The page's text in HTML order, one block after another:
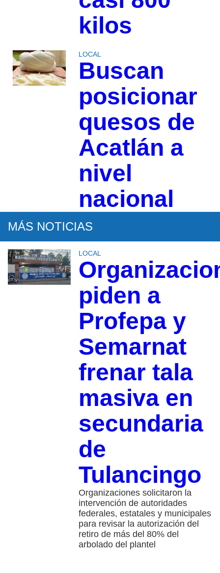
kilos
LOCAL
Buscan
posicionar
quesos de
Acatlán a
nivel
nacional
MÁS NOTICIAS
LOCAL
piden a
Profepa y
Semarnat
frenar tala
masiva en
secundaria
de
Tulancingo
Organizaciones solicitaron la
intervención de autoridades
federales, estatales y municipales
para revisar la autorización del
retiro de más del 80% del
arbolado del plantel